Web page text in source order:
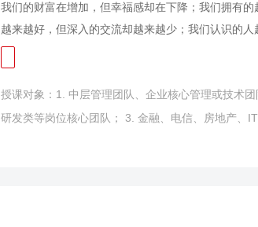
我们的财富在增加，但幸福感却在下降；我们拥有
越来越好，但深入的交流却越来越少；我们认识的
获收入的同时，也在收获数倍的压力！ 过度的压力
内5000位职业经理人中， 其中70%有较高的职业压
0%的雇员感到压力和衰竭，2/3 的员工压力与工作
授课对象：1. 中层管理团队、企业核心管理或技术
研发类等岗位核心团队； 3. 金融、电信、房地产、